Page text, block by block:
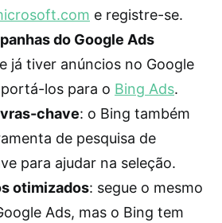
e registre-se.
do Google Ads
já tiver anúncios no Google
los para o Bing Ads.
chave: o Bing também
de pesquisa de
para ajudar na seleção.
otimizados: segue o mesmo
Ads, mas o Bing tem